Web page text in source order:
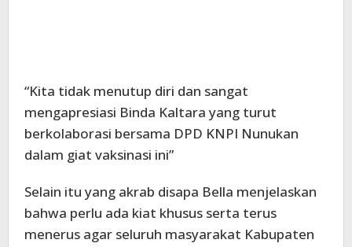
“Kita tidak menutup diri dan sangat
mengapresiasi Binda Kaltara yang turut
berkolaborasi bersama DPD KNPI Nunukan
dalam giat vaksinasi ini”
Selain itu yang akrab disapa Bella menjelaskan
bahwa perlu ada kiat khusus serta terus
menerus agar seluruh masyarakat Kabupaten